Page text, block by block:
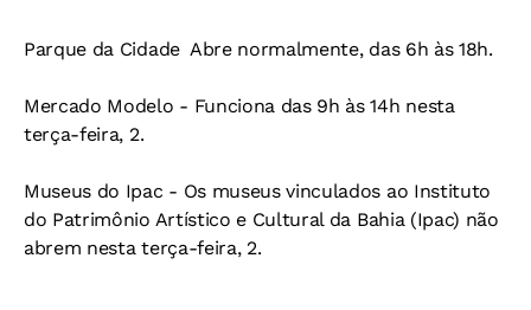
Parque da Cidade  Abre normalmente, das 6h às 18h.
Mercado Modelo - Funciona das 9h às 14h nesta
terça-feira, 2.
Museus do Ipac - Os museus vinculados ao Instituto
do Patrimônio Artístico e Cultural da Bahia (Ipac) não
abrem nesta terça-feira, 2.